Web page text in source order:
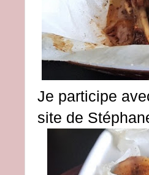
Je participe
site de